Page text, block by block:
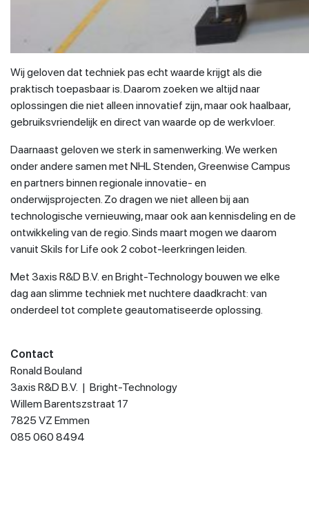
Wij geloven dat techniek pas echt waarde krijgt als die
praktisch toepasbaar is. Daarom zoeken we altijd naar
oplossingen die niet alleen innovatief zijn, maar ook haalbaar,
gebruiksvriendelijk en direct van waarde op de werkvloer.
Daarnaast geloven we sterk in samenwerking. We werken
onder andere samen met NHL Stenden, Greenwise Campus
en partners binnen regionale innovatie- en
onderwijsprojecten. Zo dragen we niet alleen bij aan
technologische vernieuwing, maar ook aan kennisdeling en de
ontwikkeling van de regio. Sinds maart mogen we daarom
vanuit Skils for Life ook 2 cobot-leerkringen leiden.
Met 3axis R&D B.V. en Bright-Technology bouwen we elke
dag aan slimme techniek met nuchtere daadkracht: van
onderdeel tot complete geautomatiseerde oplossing.
Contact
Ronald Bouland
3axis R&D B.V. | Bright-Technology
Willem Barentszstraat 17
7825 VZ Emmen
085 060 8494